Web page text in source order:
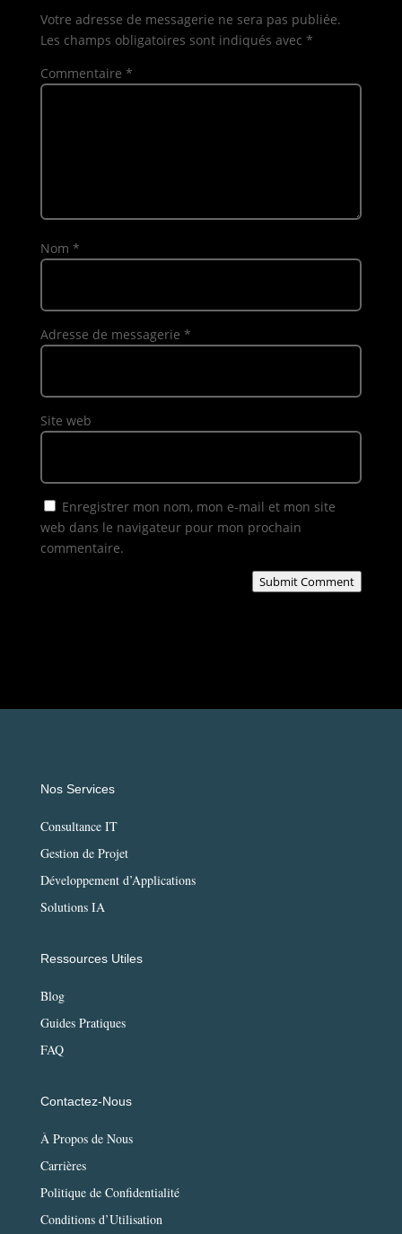
Votre adresse de messagerie ne sera pas publiée.
Les champs obligatoires sont indiqués avec *
Commentaire *
Nom *
Adresse de messagerie *
Site web
Enregistrer mon nom, mon e-mail et mon site
web dans le navigateur pour mon prochain
commentaire.
Submit Comment
Nos Services
Consultance IT
Gestion de Projet
Développement d’Applications
Solutions IA
Ressources Utiles
Blog
Guides Pratiques
FAQ
Contactez-Nous
À Propos de Nous
Carrières
Politique de Confidentialité
Conditions d’Utilisation